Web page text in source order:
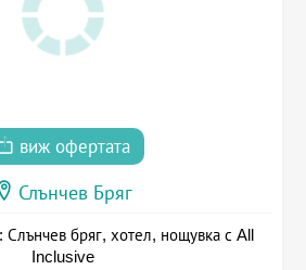
виж офертата
Слънчев Бряг
Слънчев бряг, хотел, нощувка с All
Inclusive